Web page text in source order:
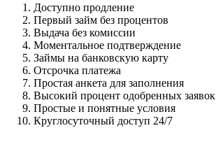
Доступно продление
Первый займ без процентов
Выдача без комиссии
Моментальное подтверждение
Займы на банковскую карту
Отсрочка платежа
Простая анкета для заполнения
Высокий процент одобренных заявок
Простые и понятные условия
Круглосуточный доступ 24/7